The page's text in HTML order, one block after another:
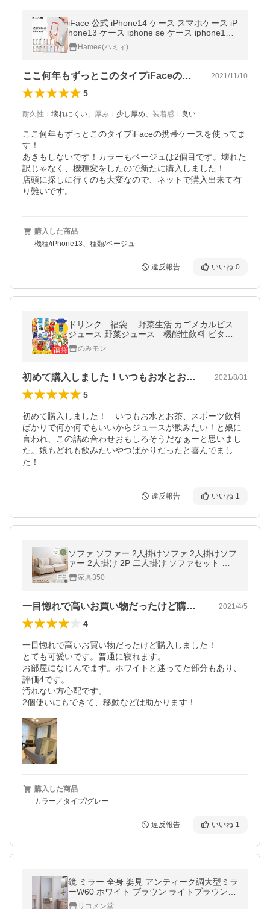
iFace 公式 iPhone14 ケース スマホケース iP
hone13 ケース iphone se ケース iphone12
ケース iphone15pro max ケース 透明 クリア
耐衝撃 おしゃれ
Hamee(ハミィ)
ここ何年もずっとこのタイプiFaceの… 2021/11/10
5
耐久性 ： 壊れにくい、 厚み ： 少し厚め、 装着感 ： 良い
ここ何年もずっとこのタイプiFaceの携帯ケースを使ってま
す！
あきもしないです！カラーもベージュは2個目です。壊れた
訳じゃなく、機種変をしたので新たに購入しました！
店頭に探しに行くのも大変なので、ネットで購入出来て有
り難いです。
購入した商品
機種/iPhone13、種類/ベージュ
違反報告 いいね 0
ドリンク 福袋 野菜生活 カゴメカルピス
ジュース 野菜ジュース 機能性飲料 ビタミ
ンのみモン
初めて購入しました！いつもお水とお茶、… 2021/8/31
5
初めて購入しました！　いつもお水とお茶、スポーツ飲料
ばかりで何か何でもいいからジュースが飲みたい！と娘に
言われ、この詰め合わせおもしろそうだなぁーと思いまし
た。娘もどれも飲みたいやつばかりだったと喜んでまし
た！
違反報告 いいね 1
ソファ ソファー 2人掛けソファ 2人掛けソフ
ァー 2人掛け 2P 二人掛け ソファセット フ
ァブリック おしゃれ
家具350
一目惚れで高いお買い物だったけど購入し… 2021/4/5
4
一目惚れで高いお買い物だったけど購入しました！
とても可愛いです。普通に寝れます。
お部屋になじんでます。ホワイトと迷ってた部分もあり、
評価4です。
汚れない方心配です。
2個使いにもできて、移動などは助かります！
購入した商品
カラー／タイプ/グレー
違反報告 いいね 1
鏡 ミラー 全身 姿見 アンティーク調大型ミラ
ーW60 ホワイト ブラウン ライトブラウン
幅60ビッグミラー 全身鏡 壁掛け 代引不可
リコメン堂